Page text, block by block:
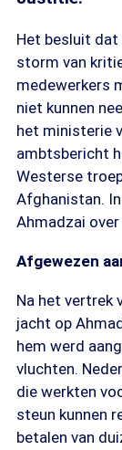
Het besluit
storm van
medewerkers
niet kunnen
het ministerie
ambtsbericht
Westerse
Afghanistan.
Ahmadzai
Afgewezen
Na het vertrek
jacht op
hem werd
vluchten.
die werkten
steun kunnen
betalen van